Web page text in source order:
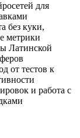
для
без куки,
метрики
Латинской
от тестов к
и работа с